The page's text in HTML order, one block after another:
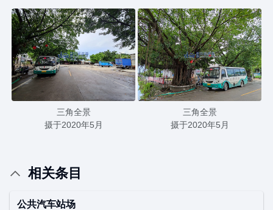
三角全景
摄于2020年5月
三角全景
摄于2020年5月
相关条目
公共汽车站场